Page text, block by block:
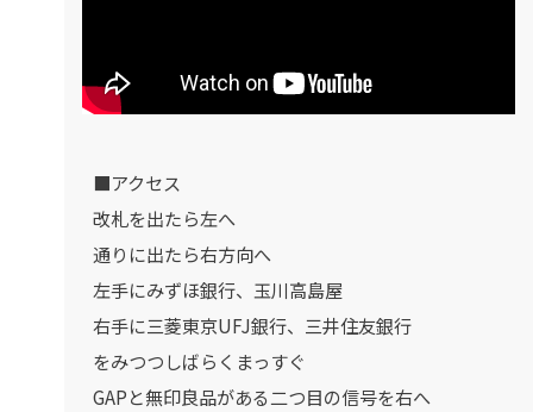
■アクセス
改札を出たら左へ
通りに出たら右方向へ
左手にみずほ銀行、玉川高島屋
右手に三菱東京UFJ銀行、三井住友銀行
をみつつしばらくまっすぐ
GAPと無印良品がある二つ目の信号を右へ